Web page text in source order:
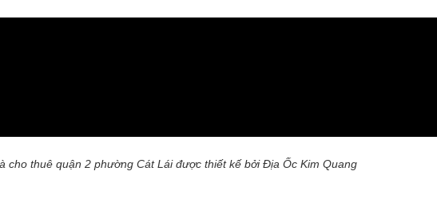
cho thuê quận 2 phường Cát Lái được thiết kế bởi Địa Ốc Kim Quang